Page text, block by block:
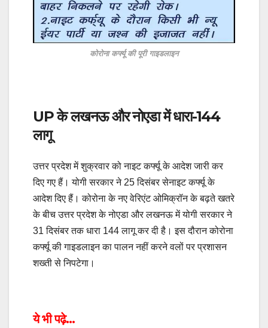
कोरोना कर्फ्यू की पूरी गाइडलाइन
UP के लखनऊ और नोएडा में धारा-144
लागू
उत्तर प्रदेश में शुक्रवार को नाइट कर्फ्यू के आदेश जारी कर
दिए गए हैं। योगी सरकार ने 25 दिसंबर सेनाइट कर्फ्यू के
आदेश दिए हैं। कोरोना के नए वेरिएंट ओमिक्रॉन के बढ़ते खतरे
के बीच उत्तर प्रदेश के नोएडा और लखनऊ में योगी सरकार ने
31 दिसंबर तक धारा 144 लागू कर दी है। इस दौरान कोरोना
कर्फ्यू की गाइडलाइन का पालन नहीं करने वलों पर प्रशासन
शख्ती से निपटेगा।
ये भी पढ़े…